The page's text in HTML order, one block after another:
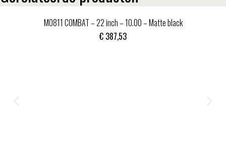
MO811 COMBAT – 22 inch – 10.00 – Matte black
€ 387,53